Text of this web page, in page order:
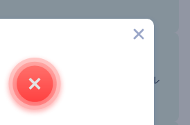
ましょう
プレートを使って、ゲームのルール